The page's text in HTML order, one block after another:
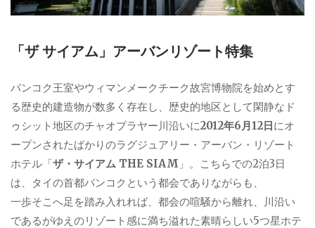
「ザ サイアム」アーバンリゾート特集
バンコク王室やウィマンメークチーク故宮博物院を始めとす
る歴史的建造物が数多く存在し、歴史的地区として閑静なド
ゥシット地区のチャオプラヤー川沿いに2012年6月12日にオ
ープンされたばかりのラグジュアリー・アーバン・リゾート
ホテル「ザ・サイアム THE SIAM 」。こちらでの2泊3日
は、タイの首都バンコクという都会でありながらも、
一歩そこへ足を踏み入れれば、都会の喧騒から離れ、川沿い
であるがゆえのリゾート感に満ち溢れた素晴らしい5つ星ホテ